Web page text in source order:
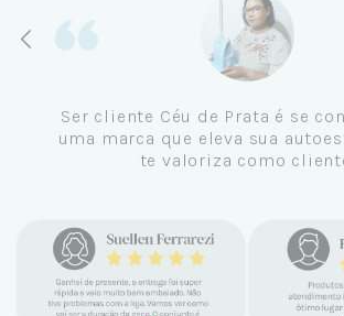
Me tornei cliente da Céu de
Setembro de 2024 e não
comprando em outro lugar. Eu
encontrar a Céu.
personalizado, verdadeiras jóias
mimos e brindes incríveis.
e amo demais as pratas que são